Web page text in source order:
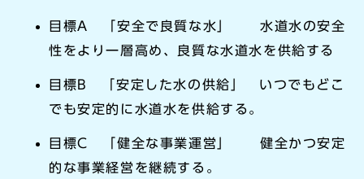
目標A 「安全で良質な水」 水道水の安全
性をより一層高め、良質な水道水を供給する
目標B 「安定した水の供給」 いつでもどこ
でも安定的に水道水を供給する。
目標C 「健全な事業運営」 健全かつ安定
的な事業経営を継続する。